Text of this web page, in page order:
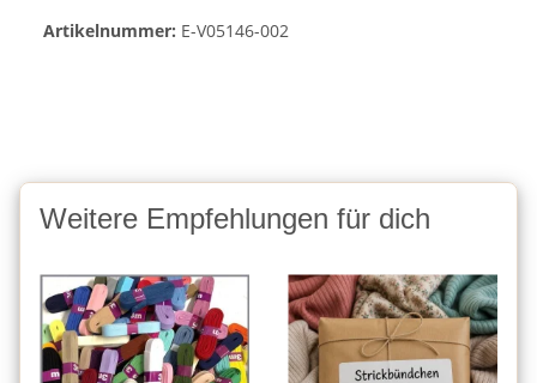
Artikelnummer: E-V05146-002
Weitere Empfehlungen für dich